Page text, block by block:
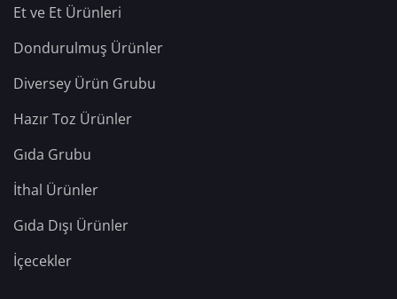
Et ve Et Ürünleri
Dondurulmuş Ürünler
Diversey Ürün Grubu
Hazır Toz Ürünler
Gıda Grubu
İthal Ürünler
Gıda Dışı Ürünler
İçecekler